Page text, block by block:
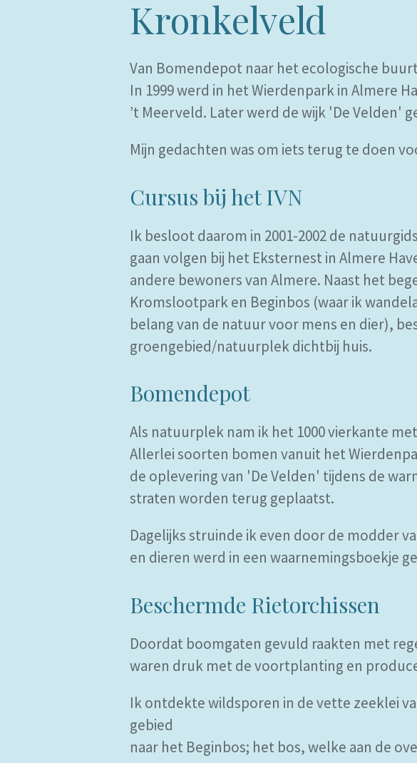
Kronkelveld
Van Bomendepot naar het ecologische
In 1999 werd in het Wierdenpark in Almere
’t Meerveld. Later werd de wijk 'De Velden'
Mijn gedachten was om iets terug te doen
Cursus bij het IVN
Ik besloot daarom in 2001-2002 de
gaan volgen bij het Eksternest in Almere
andere bewoners van Almere. Naast het
Kromslootpark en Beginbos (waar ik
belang van de natuur voor mens en dier),
groengebied/natuurplek dichtbij huis.
Bomendepot
Als natuurplek nam ik het 1000 vierkante
Allerlei soorten bomen vanuit het
de oplevering van 'De Velden' tijdens de
straten worden terug geplaatst.
Dagelijks struinde ik even door de modder
en dieren werd in een waarnemingsboekje
Beschermde Rietorchissen
Doordat boomgaten gevuld raakten met
waren druk met de voortplanting en
Ik ontdekte wildsporen in de vette zeeklei
gebied
naar het Beginbos; het bos, welke aan de